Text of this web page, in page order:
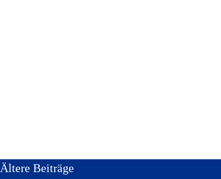
Ältere Beiträge